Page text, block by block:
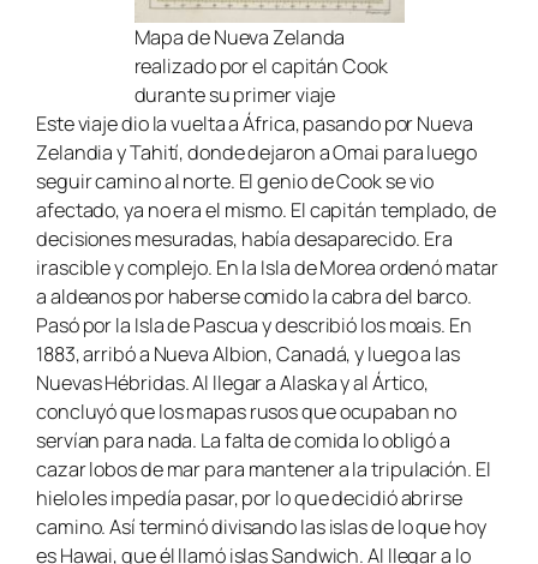
Mapa de Nueva Zelanda
realizado por el capitán Cook
durante su primer viaje
Este viaje dio la vuelta a África, pasando por Nueva
Zelandia y Tahití, donde dejaron a Omai para luego
seguir camino al norte. El genio de Cook se vio
afectado, ya no era el mismo. El capitán templado, de
decisiones mesuradas, había desaparecido. Era
irascible y complejo. En la Isla de Morea ordenó matar
a aldeanos por haberse comido la cabra del barco.
Pasó por la Isla de Pascua y describió los moais. En
1883, arribó a Nueva Albion, Canadá, y luego a las
Nuevas Hébridas. Al llegar a Alaska y al Ártico,
concluyó que los mapas rusos que ocupaban no
servían para nada. La falta de comida lo obligó a
cazar lobos de mar para mantener a la tripulación. El
hielo les impedía pasar, por lo que decidió abrirse
camino. Así terminó divisando las islas de lo que hoy
es Hawai, que él llamó islas Sandwich. Al llegar a lo